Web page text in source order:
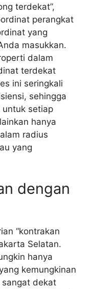
terdekat”,
perangkat
yang
masukkan.
dalam
terdekat
ini seringkali
sehingga
untuk setiap
hanya
radius
yang
dengan
“kontrakan
Selatan.
hanya
kemungkinan
dekat